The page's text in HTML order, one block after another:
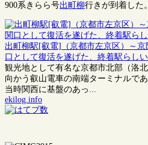
900系きらら号出町柳行きが到着した。
出町柳駅[叡電]（京都市左京区）～
口として復活を遂げた、終着駅らし
観光地として有名な京都市北部（洛
向かう叡山電車の南端ターミナルで
当時関西に基盤のあっ...
ekilog.info